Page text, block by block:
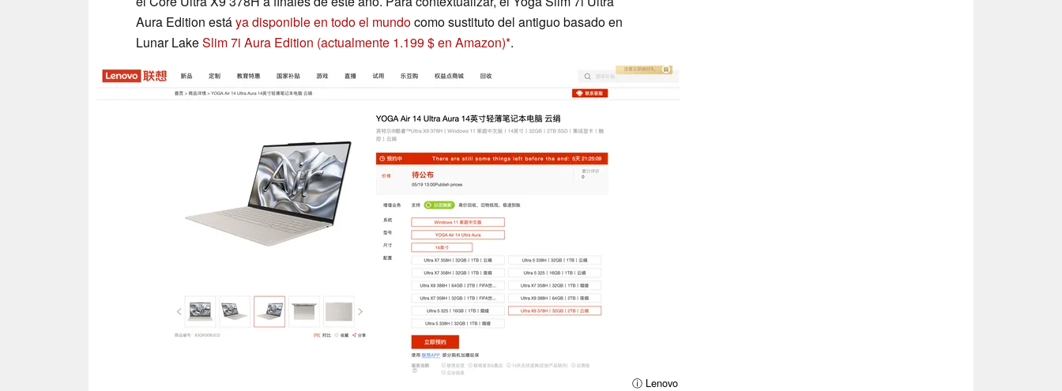
Aura Edition estáya disponible en todo el mundocomo sustituto del antiguo basado en
Lunar LakeSlim 7i Aura Edition (actualmente 1.199 $ en Amazon) .
ⓘ Lenovo